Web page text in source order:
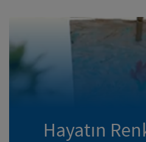
Hayatın